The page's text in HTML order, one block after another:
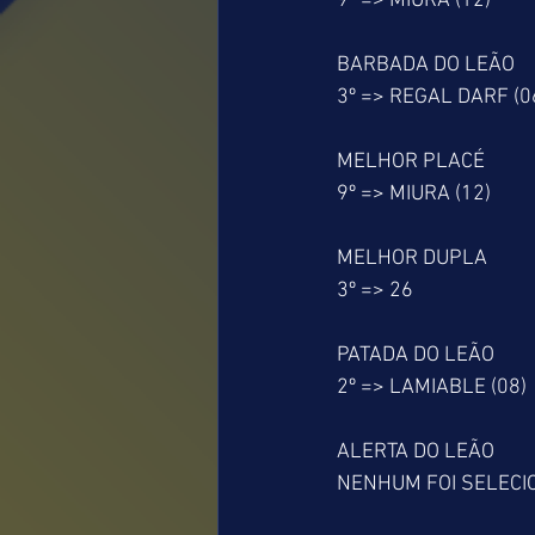
BARBADA DO LEÃO
3º => REGAL DARF
MELHOR PLACÉ
9º => MIURA (12)
MELHOR DUPLA
3º => 26
PATADA DO LEÃO
2º => LAMIABLE (08)
ALERTA DO LEÃO
NENHUM FOI